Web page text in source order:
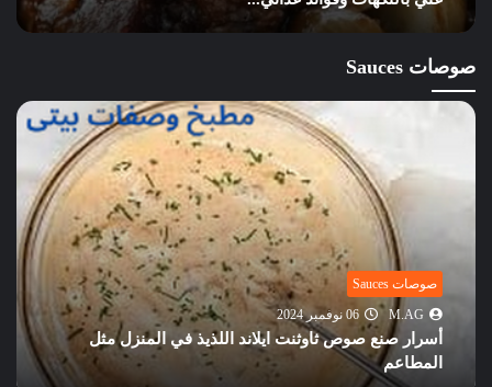
صوصات Sauces
صوصات Sauces
M.AG
06 نوفمبر 2024
أسرار صنع صوص ثاوثنت ايلاند اللذيذ في المنزل مثل
المطاعم